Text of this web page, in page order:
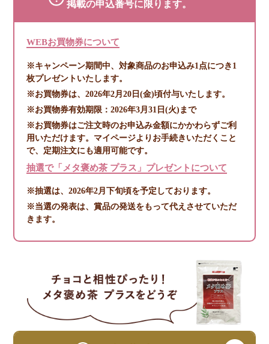
掲載の申込番号に限ります。
WEBお買物券について
※キャンペーン期間中、対象商品のお申込み1点につき1
枚プレゼントいたします。
※お買物券は、2026年2月20日(金)頃付与いたします。
※お買物券有効期限：2026年3月31日(火)まで
※お買物券はご注文時のお申込み金額にかかわらずご利
用いただけます。マイページよりお手続きいただくこと
で、定期注文にも適用可能です。
抽選で「メタ褒め茶 プラス」プレゼントについて
※抽選は、2026年2月下旬頃を予定しております。
※当選の発表は、賞品の発送をもって代えさせていただ
きます。